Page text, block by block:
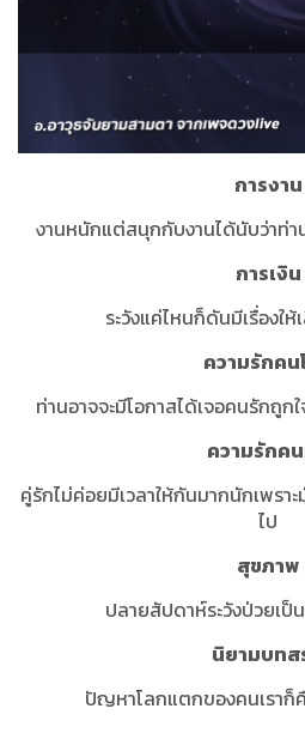
การงาน
งานหนักแต่สนุกกับงานได้นับว่าท่า
การเงิน
ระวังแค่ไหนก็ดันมีเรื่องให้
ความรักคน
ท่านอาจจะมีโอกาสได้เจอคนรักถูก
ความรักค
คู่รักไม่ค่อยมีเวลาให้กันมากนักเพรา
ไป
สุขภาพ
ปลายสัปดาห์ระวังป่วยเป็
นิยามบทส
ปัญหาโลกแตกของคนเราก็